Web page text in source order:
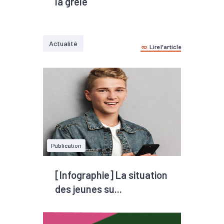
Actualité Lire l'article
Publication
[Infographie] La situation
des jeunes su...